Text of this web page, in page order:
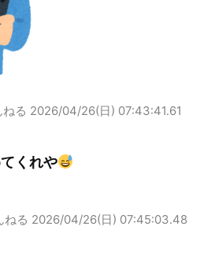
る 2026/04/26(日) 07:43:41.61
くれや
ねる 2026/04/26(日) 07:45:03.48